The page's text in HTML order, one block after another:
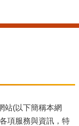
站(以下簡稱本網
項服務與資訊，特